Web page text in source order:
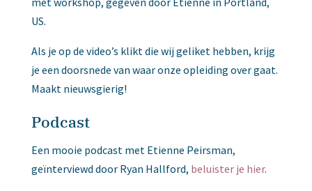
US.
Als je op de video’s klikt die wij geliket hebben, krijg
je een doorsnede van waar onze opleiding over gaat.
Maakt nieuwsgierig!
Podcast
Een mooie podcast met Etienne Peirsman,
geïnterviewd door Ryan Hallford, beluister je hier.